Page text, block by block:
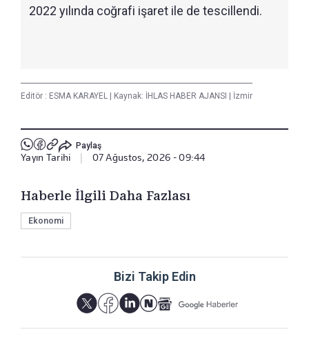
2022 yılında coğrafi işaret ile de tescillendi.
Editör : ESMA KARAYEL Kaynak: İHLAS HABER AJANSI İzmir
Paylaş
Yayın Tarihi 07 Ağustos, 2026 - 09:44
Haberle İlgili Daha Fazlası
Ekonomi
Bizi Takip Edin